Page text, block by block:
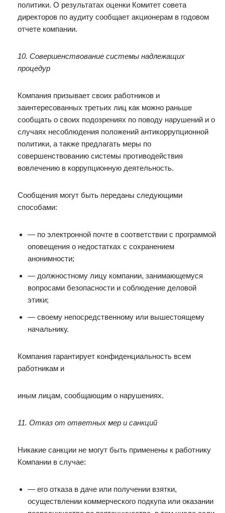
политики. О результатах оценки Комитет совета
директоров по аудиту сообщает акционерам в годовом
отчете компании.
10. Совершенствование системы надлежащих
процедур
Компания призывает своих работников и
заинтересованных третьих лиц как можно раньше
сообщать о своих подозрениях по поводу нарушений и о
случаях несоблюдения положений антикоррупционной
политики, а также предлагать меры по
совершенствованию системы противодействия
вовлечению в коррупционную деятельность.
Сообщения могут быть переданы следующими
способами:
— по электронной почте в соответствии с программой
оповещения о недостатках с сохранением
анонимности;
— должностному лицу компании, занимающемуся
вопросами безопасности и соблюдение деловой
этики;
— своему непосредственному или вышестоящему
начальнику.
Компания гарантирует конфиденциальность всем
работникам и
иным лицам, сообщающим о нарушениях.
11. Отказ от ответных мер и санкций
Никакие санкции не могут быть применены к работнику
Компании в случае:
— его отказа в даче или получении взятки,
осуществлении коммерческого подкупа или оказании